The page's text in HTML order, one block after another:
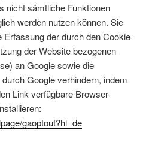
nicht sämtliche Funktionen
werden nutzen können. Sie
Erfassung der durch den Cookie
der Website bezogenen
an Google sowie die
Google verhindern, indem
Link verfügbare Browser-
gaoptout?hl=de